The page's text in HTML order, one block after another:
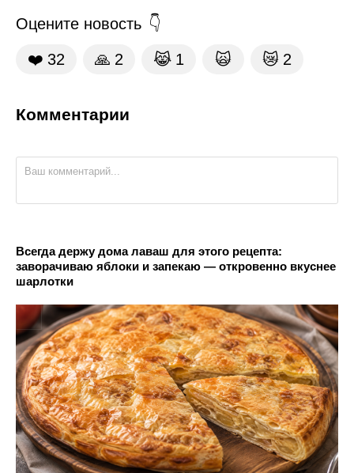
Оцените новость
❤️ 32 🙏 2 😹 1 🙀 😿 2
Комментарии
Всегда держу дома лаваш для этого рецепта:
заворачиваю яблоки и запекаю — откровенно вкуснее
шарлотки